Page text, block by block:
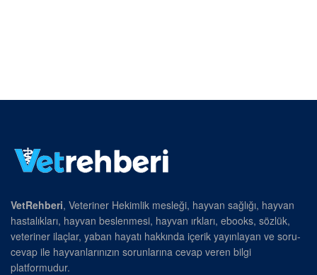
VetRehberi, Veteriner Hekimlik mesleği, hayvan sağlığı, hayvan
hastalıkları, hayvan beslenmesi, hayvan ırkları, ebooks, sözlük,
veteriner ilaçlar, yaban hayatı hakkında içerik yayınlayan ve soru-
cevap ile hayvanlarınızın sorunlarına cevap veren bilgi
platformudur.